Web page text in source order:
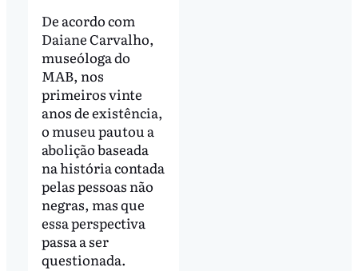
De acordo com
Daiane Carvalho,
museóloga do
MAB, nos
primeiros vinte
anos de existência,
o museu pautou a
abolição baseada
na história contada
pelas pessoas não
negras, mas que
essa perspectiva
passa a ser
questionada.